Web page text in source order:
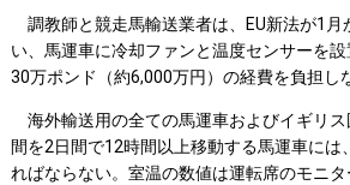
調教師と競走馬輸送業者は、EU新法が1月
い、馬運車に冷却ファンと温度センサーを
30万ポンド（約6,000万円）の経費を負担し
海外輸送用の全ての馬運車およびイギリ
間を2日間で12時間以上移動する馬運車には
ればならない。室温の数値は運転席のモニ